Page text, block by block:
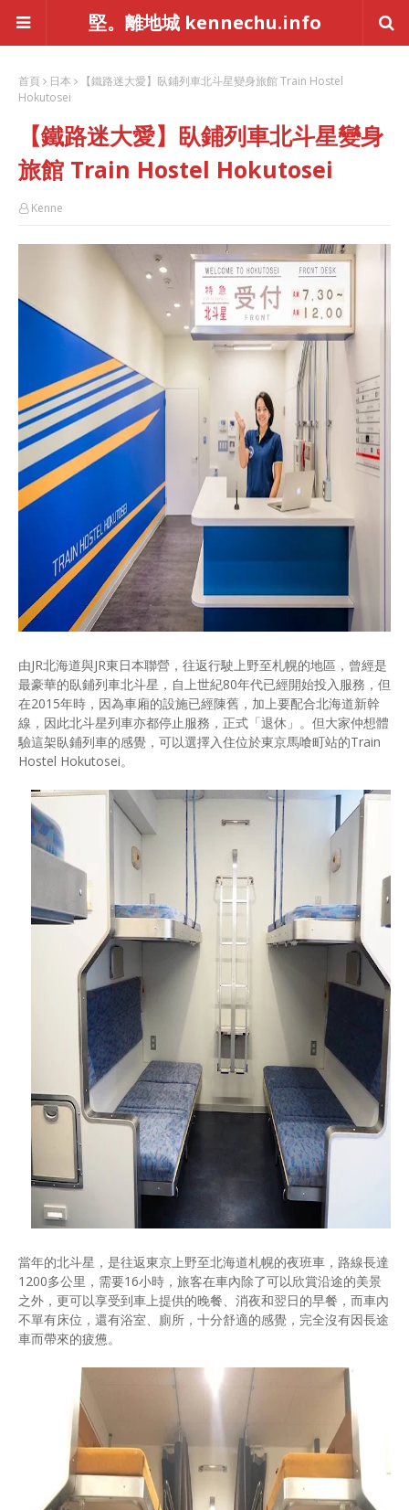
堅。離地城 kennechu.info
首頁 日本
【鐵路迷大愛】臥鋪列車北斗星變身旅館 Train Hostel
Hokutosei
【鐵路迷大愛】臥鋪列車北斗星變身
旅館 Train Hostel Hokutosei
Kenne
由JR北海道與JR東日本聯營，往返行駛上野至札幌的地區，曾經是
最豪華的臥鋪列車北斗星，自上世紀80年代已經開始投入服務，但
在2015年時，因為車廂的設施已經陳舊，加上要配合北海道新幹
線，因此北斗星列車亦都停止服務，正式「退休」。但大家仲想體
驗這架臥鋪列車的感覺，可以選擇入住位於東京馬喰町站的Train
Hostel Hokutosei。
當年的北斗星，是往返東京上野至北海道札幌的夜班車，路線長達
1200多公里，需要16小時，旅客在車內除了可以欣賞沿途的美景
之外，更可以享受到車上提供的晚餐、消夜和翌日的早餐，而車內
不單有床位，還有浴室、廁所，十分舒適的感覺，完全沒有因長途
車而帶來的疲憊。